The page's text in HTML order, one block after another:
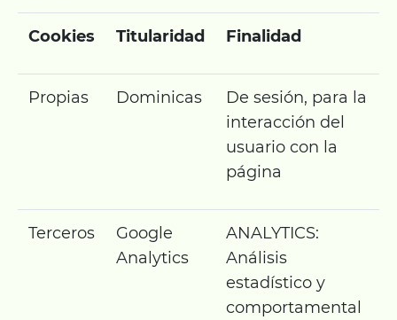
Cookies Titularidad Finalidad
Propias Dominicas
De sesión, para la
interacción del
usuario con la
página
Terceros
Google
Analytics
ANALYTICS:
Análisis
estadístico y
comportamental